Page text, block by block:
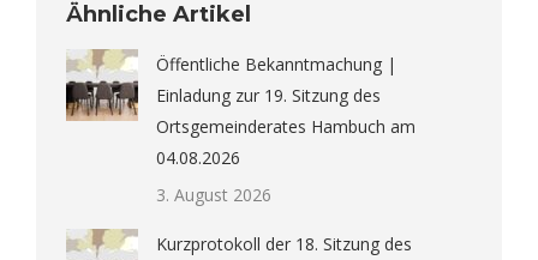
Ähnliche Artikel
Öffentliche Bekanntmachung |
Einladung zur 19. Sitzung des
Ortsgemeinderates Hambuch am
04.08.2026
3. August 2026
Kurzprotokoll der 18. Sitzung des